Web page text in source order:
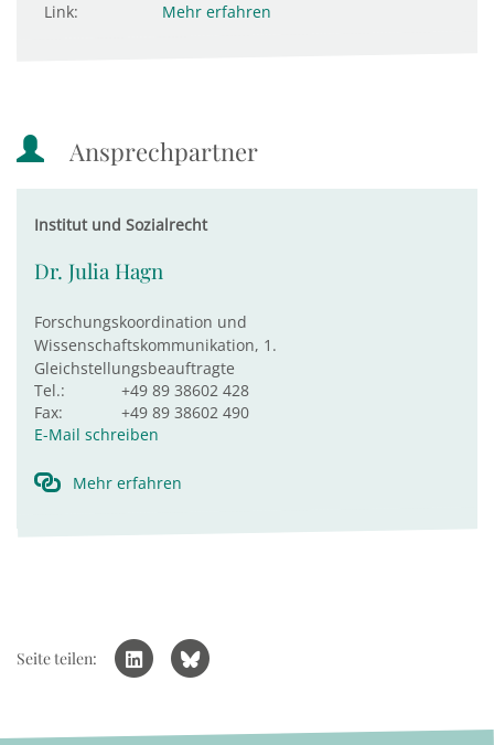
Link:
Mehr erfahren
Ansprechpartner
Institut und Sozialrecht
Dr. Julia Hagn
Forschungskoordination und
Wissenschaftskommunikation, 1.
Gleichstellungsbeauftragte
Tel.:
+49 89 38602 428
Fax:
+49 89 38602 490
E-Mail schreiben
Mehr erfahren
Seite teilen: